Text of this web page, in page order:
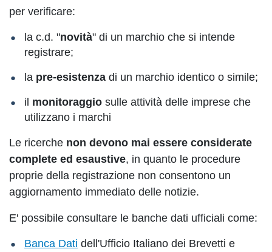
per verificare:
la c.d. "novità" di un marchio che si intende
registrare;
la pre-esistenza di un marchio identico o simile;
il monitoraggio sulle attività delle imprese che
utilizzano i marchi
Le ricerche non devono mai essere considerate
complete ed esaustive, in quanto le procedure
proprie della registrazione non consentono un
aggiornamento immediato delle notizie.
E' possibile consultare le banche dati ufficiali come:
Banca Dati dell'Ufficio Italiano dei Brevetti e